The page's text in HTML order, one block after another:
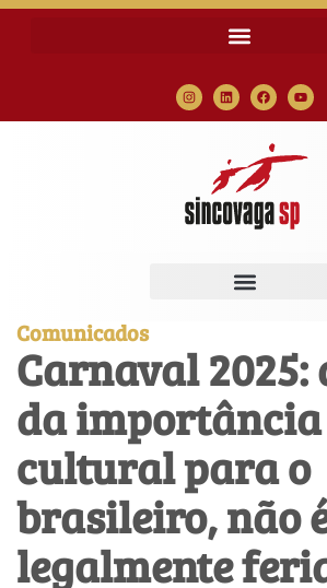
Comunicados
Carnaval 2025:
da importância
cultural para o
brasileiro, não
legalmente